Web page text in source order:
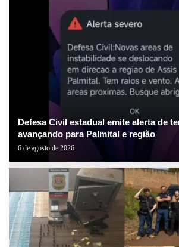
Defesa Civil estadual emite alerta de
avançando para Palmital e região
6 de agosto de 2026